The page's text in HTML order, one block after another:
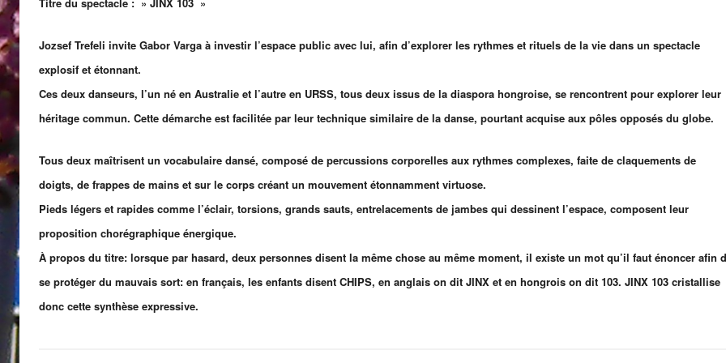
Jozsef Trefeli invite Gabor Varga à investir l’espace public avec lui, afin d’explorer les rythmes et rituels de la vie dans un spectacle
explosif et étonnant.
Ces deux danseurs, l’un né en Australie et l’autre en URSS, tous deux issus de la diaspora hongroise, se rencontrent pour explorer leur
héritage commun. Cette démarche est facilitée par leur technique similaire de la danse, pourtant acquise aux pôles opposés du globe.
Tous deux maîtrisent un vocabulaire dansé, composé de percussions corporelles aux rythmes complexes, faite de claquements de
doigts, de frappes de mains et sur le corps créant un mouvement étonnamment virtuose.
Pieds légers et rapides comme l’éclair, torsions, grands sauts, entrelacements de jambes qui dessinent l’espace, composent leur
proposition chorégraphique énergique.
À propos du titre: lorsque par hasard, deux personnes disent la même chose au même moment, il existe un mot qu’il faut énoncer afin
se protéger du mauvais sort: en français, les enfants disent CHIPS, en anglais on dit JINX et en hongrois on dit 103. JINX 103 cristallise
donc cette synthèse expressive.